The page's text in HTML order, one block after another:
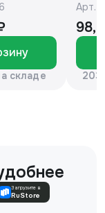
складе
Арт.
Загрузите в
RuStore